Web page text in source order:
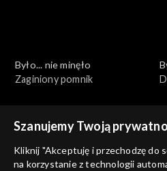
Było... nie minęło
Zaginiony pomnik
Szanujemy Twoją
Kliknij "Akceptuję i przechodzę do
na korzystanie z technologii